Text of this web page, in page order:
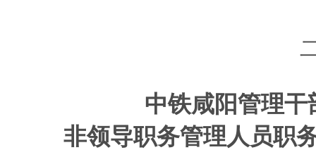
中铁咸阳管理干
非领导职务管理人员职